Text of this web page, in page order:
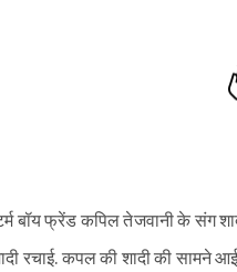
बॉय फ्रेंड कपिल तेजवानी के संग
रचाई. कपल की शादी की सामने